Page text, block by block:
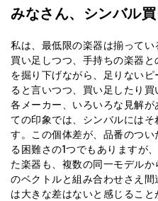
みなさん、シンバル
私は、最低限の楽器は揃って
買い足しつつ、手持ちの楽器
を掘り下げながら、足りない
ると言いつつ、買い足したり買
各メーカー、いろいろな見解
ての印象では、シンバルには
す。この個体差が、品番のつ
る困難さの1つでもありますが
た楽器も、複数の同一モデル
のベクトルと組み合わせさえ
は大きな差はないと感じること